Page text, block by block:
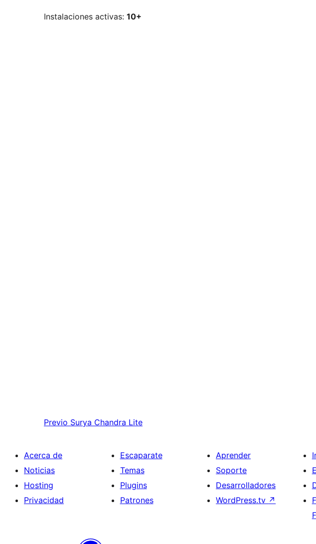
Instalaciones activas: 10+
Previo Surya Chandra Lite
Acerca de
Noticias
Hosting
Privacidad
Escaparate
Temas
Plugins
Patrones
Aprender
Soporte
Desarrolladores
WordPress.tv ↗